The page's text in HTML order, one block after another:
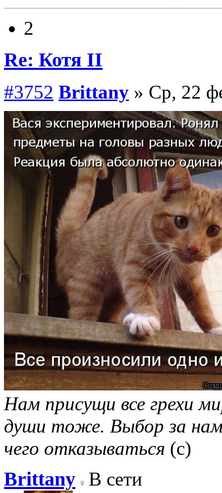
2
Re: Котя II
#3752 Brittany » Ср, 22
Нам присущи все грехи
души тоже. Выбор за
чего отказываться (с)
Brittany В сети